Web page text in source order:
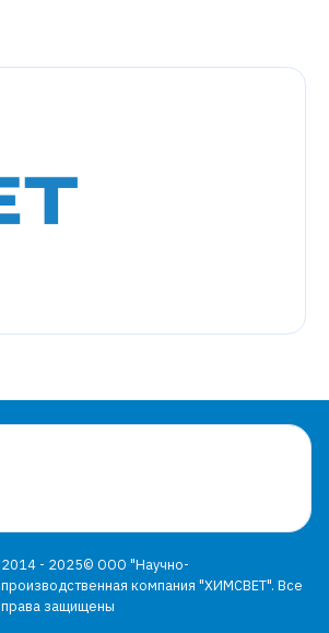
2014 - 2025© ООО "Научно-
производственная компания "ХИМСВЕТ". Все
права защищены